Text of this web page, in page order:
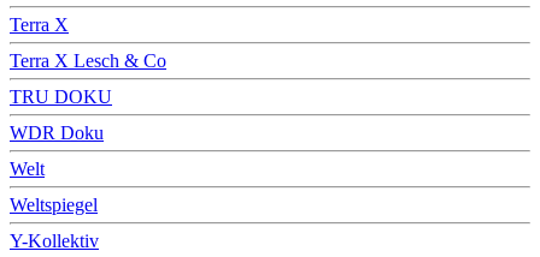
Terra X
Terra X Lesch & Co
TRU DOKU
WDR Doku
Welt
Weltspiegel
Y-Kollektiv